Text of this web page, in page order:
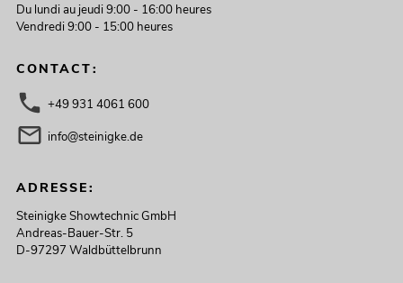
Du lundi au jeudi 9:00 - 16:00 heures
Vendredi 9:00 - 15:00 heures
CONTACT:
+49 931 4061 600
info@steinigke.de
ADRESSE:
Steinigke Showtechnic GmbH
Andreas-Bauer-Str. 5
D-97297 Waldbüttelbrunn